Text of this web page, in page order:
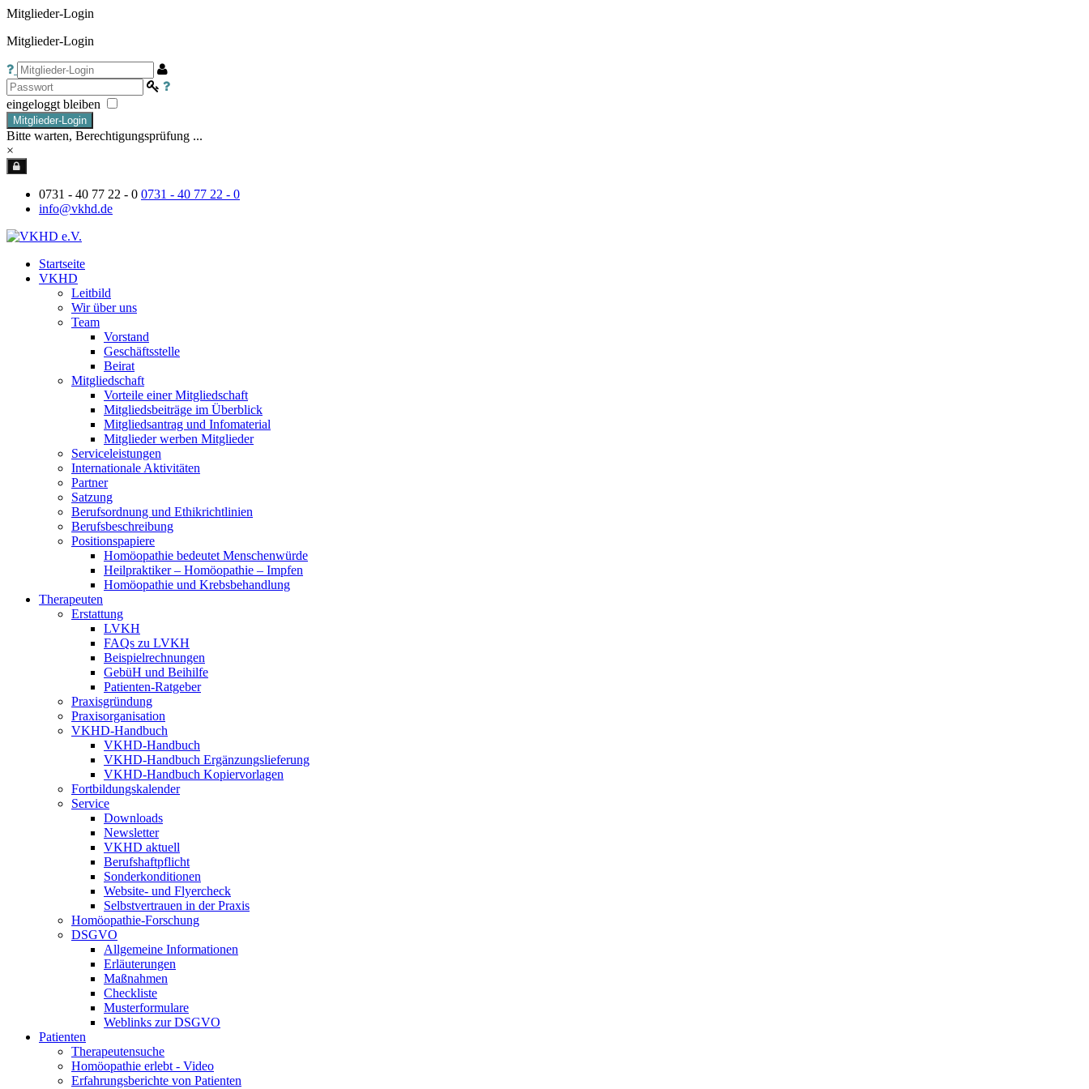
Mitglieder-Login
Mitglieder-Login
eingeloggt bleiben
Mitglieder-Login
Bitte warten, Berechtigungsprüfung ...
×
0731 - 40 77 22 - 0 0731 - 40 77 22 - 0
info@vkhd.de
Startseite
VKHD
Leitbild
Wir über uns
Team
Vorstand
Geschäftsstelle
Beirat
Mitgliedschaft
Vorteile einer Mitgliedschaft
Mitgliedsbeiträge im Überblick
Mitgliedsantrag und Infomaterial
Mitglieder werben Mitglieder
Serviceleistungen
Internationale Aktivitäten
Partner
Satzung
Berufsordnung und Ethikrichtlinien
Berufsbeschreibung
Positionspapiere
Homöopathie bedeutet Menschenwürde
Heilpraktiker – Homöopathie – Impfen
Homöopathie und Krebsbehandlung
Therapeuten
Erstattung
LVKH
FAQs zu LVKH
Beispielrechnungen
GebüH und Beihilfe
Patienten-Ratgeber
Praxisgründung
Praxisorganisation
VKHD-Handbuch
VKHD-Handbuch
VKHD-Handbuch Ergänzungslieferung
VKHD-Handbuch Kopiervorlagen
Fortbildungskalender
Service
Downloads
Newsletter
VKHD aktuell
Berufshaftpflicht
Sonderkonditionen
Website- und Flyercheck
Selbstvertrauen in der Praxis
Homöopathie-Forschung
DSGVO
Allgemeine Informationen
Erläuterungen
Maßnahmen
Checkliste
Musterformulare
Weblinks zur DSGVO
Patienten
Therapeutensuche
Homöopathie erlebt - Video
Erfahrungsberichte von Patienten